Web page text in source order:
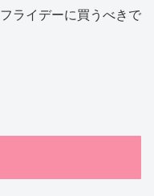
ライデーに買うべきで